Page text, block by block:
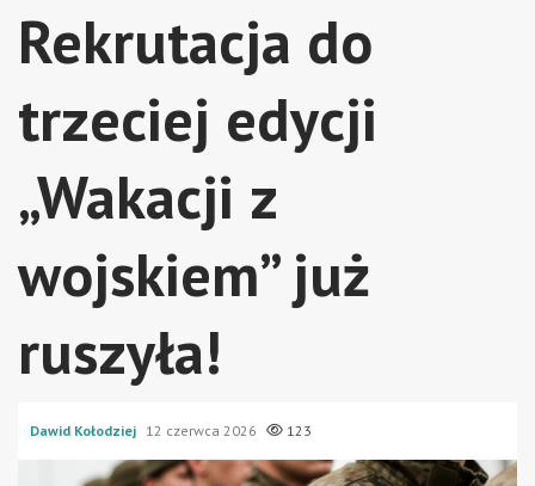
Rekrutacja do
trzeciej edycji
„Wakacji z
wojskiem” już
ruszyła!
Dawid Kołodziej 12 czerwca 2026 123